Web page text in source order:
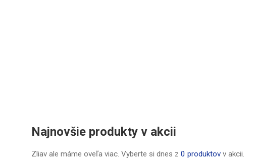
Najnovšie produkty v akcii
Zliav ale máme oveľa viac. Vyberte si dnes z 0 produktov v akcii.